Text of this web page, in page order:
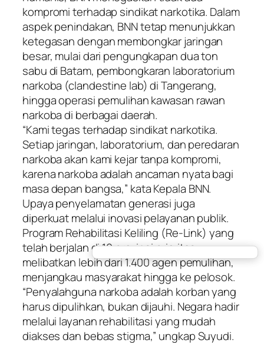
kompromi terhadap sindikat narkotika. Dalam
aspek penindakan, BNN tetap menunjukkan
ketegasan dengan membongkar jaringan
besar, mulai dari pengungkapan dua ton
sabu di Batam, pembongkaran laboratorium
narkoba (clandestine lab) di Tangerang,
hingga operasi pemulihan kawasan rawan
narkoba di berbagai daerah.
“Kami tegas terhadap sindikat narkotika.
Setiap jaringan, laboratorium, dan peredaran
narkoba akan kami kejar tanpa kompromi,
karena narkoba adalah ancaman nyata bagi
masa depan bangsa,” kata Kepala BNN.
Upaya penyelamatan generasi juga
diperkuat melalui inovasi pelayanan publik.
Program Rehabilitasi Keliling (Re-Link) yang
telah berjalan di 10 provinsi prioritas
melibatkan lebih dari 1.400 agen pemulihan,
menjangkau masyarakat hingga ke pelosok.
“Penyalahguna narkoba adalah korban yang
harus dipulihkan, bukan dijauhi. Negara hadir
melalui layanan rehabilitasi yang mudah
diakses dan bebas stigma,” ungkap Suyudi.